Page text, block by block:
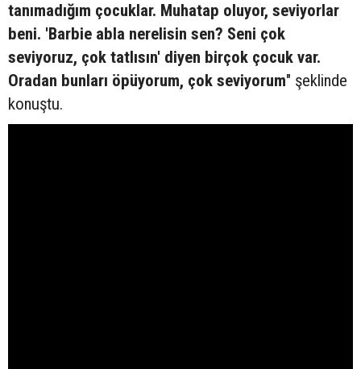
tanımadığım çocuklar. Muhatap oluyor, seviyorlar
beni. 'Barbie abla nerelisin sen? Seni çok
seviyoruz, çok tatlısın' diyen birçok çocuk var.
Oradan bunları öpüyorum, çok seviyorum" şeklinde
konuştu.